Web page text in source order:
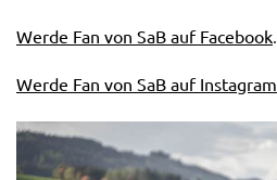
Werde Fan von SaB auf Facebook
Werde Fan von SaB auf Instagram.